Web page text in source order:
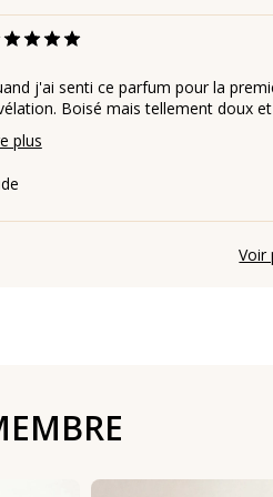
j'ai senti ce parfum pour la
Boisé mais tellement doux
plus
Voir